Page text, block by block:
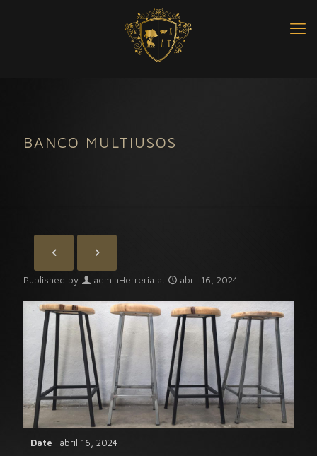
BANCO MULTIUSOS
Published by adminHerreria at abril 16, 2024
Date abril 16, 2024